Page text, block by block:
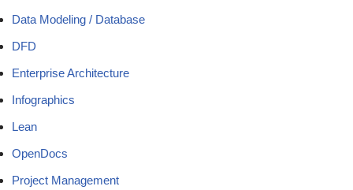
Data Modeling / Database
DFD
Enterprise Architecture
Infographics
Lean
OpenDocs
Project Management